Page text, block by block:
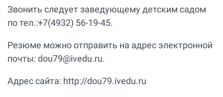
Звонить следует заведующему детским садом
по тел.:+7(4932) 56-19-45.
Резюме можно отправить на адрес электронной
почты: dou79@ivedu.ru.
Адрес сайта: http://dou79.ivedu.ru